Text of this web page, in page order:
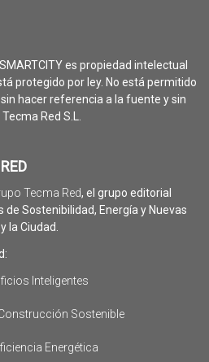
es propiedad intelectual
protegido por ley. No está permitido
hacer referencia a la fuente y sin
Red S.L.
Tecma Red, el grupo editorial
Sostenibilidad, Energía y Nuevas
la Ciudad.
Inteligentes
Sostenible
Energética